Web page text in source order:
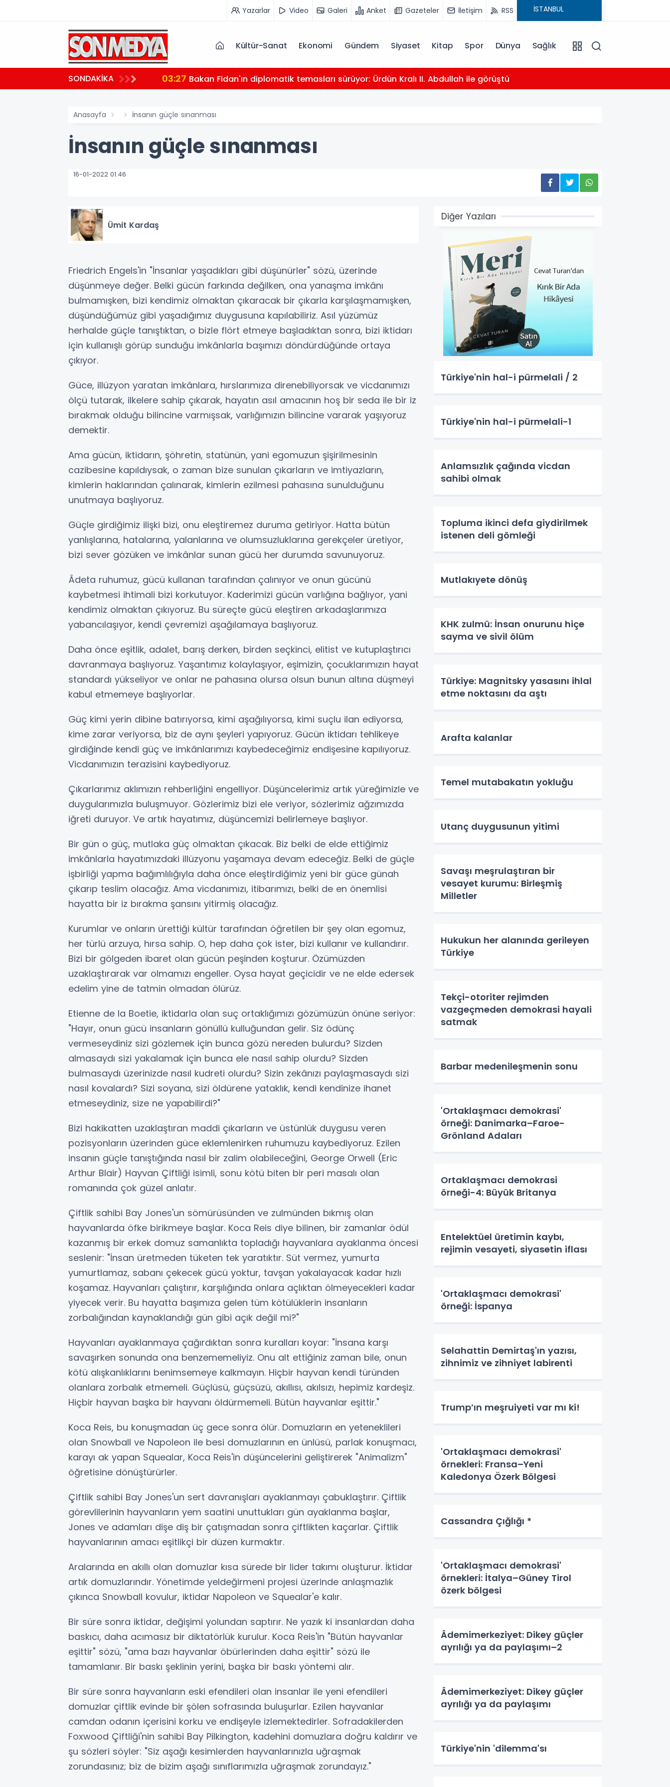
Yazarlar Video Galeri Anket Gazeteler İletişim RSS
Kültür-Sanat Ekonomi Gündem Siyaset Kitap Spor Dünya Sağlık
SONDAKİKA 03:27 Bakan Fidan'ın diplomatik temasları sürüyor: Ürdün Kralı II. Abdullah ile görüştü
Anasayfa İnsanın güçle sınanması
İnsanın güçle sınanması
16-01-2022 01:46
Ümit Kardaş
Friedrich Engels'in "İnsanlar yaşadıkları gibi düşünürler" sözü, üzerinde
düşünmeye değer. Belki gücün farkında değilken, ona yanaşma imkânı
bulmamışken, bizi kendimiz olmaktan çıkaracak bir çıkarla karşılaşmamışken,
düşündüğümüz gibi yaşadığımız duygusuna kapılabiliriz. Asıl yüzümüz
herhalde güçle tanıştıktan, o bizle flört etmeye başladıktan sonra, bizi iktidarı
için kullanışlı görüp sunduğu imkânlarla başımızı döndürdüğünde ortaya
çıkıyor.
Güce, illüzyon yaratan imkânlara, hırslarımıza direnebiliyorsak ve vicdanımızı
ölçü tutarak, ilkelere sahip çıkarak, hayatın asıl amacının hoş bir seda ile bir iz
bırakmak olduğu bilincine varmışsak, varlığımızın bilincine vararak yaşıyoruz
demektir.
Ama gücün, iktidarın, şöhretin, statünün, yani egomuzun şişirilmesinin
cazibesine kapıldıysak, o zaman bize sunulan çıkarların ve imtiyazların,
kimlerin haklarından çalınarak, kimlerin ezilmesi pahasına sunulduğunu
unutmaya başlıyoruz.
Güçle girdiğimiz ilişki bizi, onu eleştiremez duruma getiriyor. Hatta bütün
yanlışlarına, hatalarına, yalanlarına ve olumsuzluklarına gerekçeler üretiyor,
bizi sever gözüken ve imkânlar sunan gücü her durumda savunuyoruz.
Âdeta ruhumuz, gücü kullanan tarafından çalınıyor ve onun gücünü
kaybetmesi ihtimali bizi korkutuyor. Kaderimizi gücün varlığına bağlıyor, yani
kendimiz olmaktan çıkıyoruz. Bu süreçte gücü eleştiren arkadaşlarımıza
yabancılaşıyor, kendi çevremizi aşağılamaya başlıyoruz.
Daha önce eşitlik, adalet, barış derken, birden seçkinci, elitist ve kutuplaştırıcı
davranmaya başlıyoruz. Yaşantımız kolaylaşıyor, eşimizin, çocuklarımızın hayat
standardı yükseliyor ve onlar ne pahasına olursa olsun bunun altına düşmeyi
kabul etmemeye başlıyorlar.
Güç kimi yerin dibine batırıyorsa, kimi aşağılıyorsa, kimi suçlu ilan ediyorsa,
kime zarar veriyorsa, biz de aynı şeyleri yapıyoruz. Gücün iktidarı tehlikeye
girdiğinde kendi güç ve imkânlarımızı kaybedeceğimiz endişesine kapılıyoruz.
Vicdanımızın terazisini kaybediyoruz.
Çıkarlarımız aklımızın rehberliğini engelliyor. Düşüncelerimiz artık yüreğimizle ve
duygularımızla buluşmuyor. Gözlerimiz bizi ele veriyor, sözlerimiz ağzımızda
iğreti duruyor. Ve artık hayatımız, düşüncemizi belirlemeye başlıyor.
Bir gün o güç, mutlaka güç olmaktan çıkacak. Biz belki de elde ettiğimiz
imkânlarla hayatımızdaki illüzyonu yaşamaya devam edeceğiz. Belki de güçle
işbirliği yapma bağımlılığıyla daha önce eleştirdiğimiz yeni bir güce günah
çıkarıp teslim olacağız. Ama vicdanımızı, itibarımızı, belki de en önemlisi
hayatta bir iz bırakma şansını yitirmiş olacağız.
Kurumlar ve onların ürettiği kültür tarafından öğretilen bir şey olan egomuz,
her türlü arzuya, hırsa sahip. O, hep daha çok ister, bizi kullanır ve kullandırır.
Bizi bir gölgeden ibaret olan gücün peşinden koşturur. Özümüzden
uzaklaştırarak var olmamızı engeller. Oysa hayat geçicidir ve ne elde edersek
edelim yine de tatmin olmadan ölürüz.
Etienne de la Boetie, iktidarla olan suç ortaklığımızı gözümüzün önüne seriyor:
"Hayır, onun gücü insanların gönüllü kulluğundan gelir. Siz ödünç
vermeseydiniz sizi gözlemek için bunca gözü nereden bulurdu? Sizden
almasaydı sizi yakalamak için bunca ele nasıl sahip olurdu? Sizden
bulmasaydı üzerinizde nasıl kudreti olurdu? Sizin zekânızı paylaşmasaydı sizi
nasıl kovalardı? Sizi soyana, sizi öldürene yataklık, kendi kendinize ihanet
etmeseydiniz, size ne yapabilirdi?"
Bizi hakikatten uzaklaştıran maddi çıkarların ve üstünlük duygusu veren
pozisyonların üzerinden güce eklemlenirken ruhumuzu kaybediyoruz. Ezilen
insanın güçle tanıştığında nasıl bir zalim olabileceğini, George Orwell (Eric
Arthur Blair) Hayvan Çiftliği isimli, sonu kötü biten bir peri masalı olan
romanında çok güzel anlatır.
Çiftlik sahibi Bay Jones'un sömürüsünden ve zulmünden bıkmış olan
hayvanlarda öfke birikmeye başlar. Koca Reis diye bilinen, bir zamanlar ödül
kazanmış bir erkek domuz samanlıkta topladığı hayvanlara ayaklanma öncesi
seslenir: "İnsan üretmeden tüketen tek yaratıktır. Süt vermez, yumurta
yumurtlamaz, sabanı çekecek gücü yoktur, tavşan yakalayacak kadar hızlı
koşamaz. Hayvanları çalıştırır, karşılığında onlara açlıktan ölmeyecekleri kadar
yiyecek verir. Bu hayatta başımıza gelen tüm kötülüklerin insanların
zorbalığından kaynaklandığı gün gibi açık değil mi?"
Hayvanları ayaklanmaya çağırdıktan sonra kuralları koyar: "İnsana karşı
savaşırken sonunda ona benzememeliyiz. Onu alt ettiğiniz zaman bile, onun
kötü alışkanlıklarını benimsemeye kalkmayın. Hiçbir hayvan kendi türünden
olanlara zorbalık etmemeli. Güçlüsü, güçsüzü, akıllısı, akılsızı, hepimiz kardeşiz.
Hiçbir hayvan başka bir hayvanı öldürmemeli. Bütün hayvanlar eşittir."
Koca Reis, bu konuşmadan üç gece sonra ölür. Domuzların en yeteneklileri
olan Snowball ve Napoleon ile besi domuzlarının en ünlüsü, parlak konuşmacı,
karayı ak yapan Squealar, Koca Reis'in düşüncelerini geliştirerek "Animalizm"
öğretisine dönüştürürler.
Çiftlik sahibi Bay Jones'un sert davranışları ayaklanmayı çabuklaştırır. Çiftlik
görevlilerinin hayvanların yem saatini unuttukları gün ayaklanma başlar,
Jones ve adamları dişe diş bir çatışmadan sonra çiftlikten kaçarlar. Çiftlik
hayvanlarının amacı eşitlikçi bir düzen kurmaktır.
Aralarında en akıllı olan domuzlar kısa sürede bir lider takımı oluşturur. İktidar
artık domuzlarındır. Yönetimde yeldeğirmeni projesi üzerinde anlaşmazlık
çıkınca Snowball kovulur, iktidar Napoleon ve Squealar'e kalır.
Bir süre sonra iktidar, değişimi yolundan saptırır. Ne yazık ki insanlardan daha
baskıcı, daha acımasız bir diktatörlük kurulur. Koca Reis'in "Bütün hayvanlar
eşittir" sözü, "ama bazı hayvanlar öbürlerinden daha eşittir" sözü ile
tamamlanır. Bir baskı şeklinin yerini, başka bir baskı yöntemi alır.
Bir süre sonra hayvanların eski efendileri olan insanlar ile yeni efendileri
domuzlar çiftlik evinde bir şölen sofrasında buluşurlar. Ezilen hayvanlar
camdan odanın içerisini korku ve endişeyle izlemektedirler. Sofradakilerden
Foxwood Çiftliği'nin sahibi Bay Pilkington, kadehini domuzlara doğru kaldırır ve
şu sözleri söyler: "Siz aşağı kesimlerden hayvanlarınızla uğraşmak
zorundasınız; biz de bizim aşağı sınıflarımızla uğraşmak zorundayız."
Diğer Yazıları
Türkiye'nin hal-i pürmelali / 2
Türkiye'nin hal-i pürmelali-1
Anlamsızlık çağında vicdan
sahibi olmak
Topluma ikinci defa giydirilmek
istenen deli gömleği
Mutlakıyete dönüş
KHK zulmü: İnsan onurunu hiçe
sayma ve sivil ölüm
Türkiye: Magnitsky yasasını ihlal
etme noktasını da aştı
Arafta kalanlar
Temel mutabakatın yokluğu
Utanç duygusunun yitimi
Savaşı meşrulaştıran bir
vesayet kurumu: Birleşmiş
Milletler
Hukukun her alanında gerileyen
Türkiye
Tekçi-otoriter rejimden
vazgeçmeden demokrasi hayali
satmak
Barbar medenileşmenin sonu
'Ortaklaşmacı demokrasi'
örneği: Danimarka–Faroe-
Grönland Adaları
Ortaklaşmacı demokrasi
örneği-4: Büyük Britanya
Entelektüel üretimin kaybı,
rejimin vesayeti, siyasetin iflası
'Ortaklaşmacı demokrasi'
örneği: İspanya
Selahattin Demirtaş'ın yazısı,
zihnimiz ve zihniyet labirenti
Trump’ın meşruiyeti var mı ki!
'Ortaklaşmacı demokrasi'
örnekleri: Fransa–Yeni
Kaledonya Özerk Bölgesi
Cassandra Çığlığı *
'Ortaklaşmacı demokrasi'
örnekleri: İtalya–Güney Tirol
özerk bölgesi
Âdemimerkeziyet: Dikey güçler
ayrılığı ya da paylaşımı–2
Âdemimerkeziyet: Dikey güçler
ayrılığı ya da paylaşımı
Türkiye'nin 'dilemma'sı